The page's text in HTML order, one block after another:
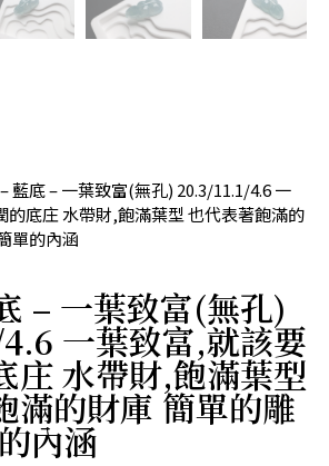
藍底 – 一葉致富(無孔) 20.3/11.1/4.6 一
的底庄 水帶財,飽滿葉型 也代表著飽滿的
單的內涵
– 一葉致富(無孔)
一葉致富,就該要
庄 水帶財,飽滿葉型
滿的財庫 簡單的雕
內涵